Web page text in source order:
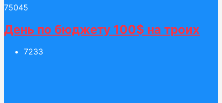
75045
День по бюджету 100$ на троих
7233